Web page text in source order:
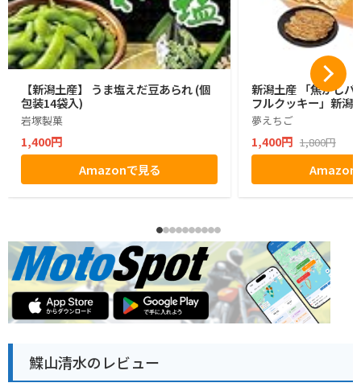
【新潟土産】 うま塩えだ豆あられ (個
包装14袋入)
岩塚製菓
1,400円
Amazonで見る
新潟土産 「焦がしバ
フルクッキー」新潟
夢えちご
1,400円 1,800円
Amazon
鰈山清水のレビュー